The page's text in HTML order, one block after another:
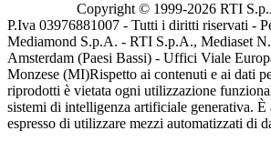
Copyright © 1999-2026 RTI
P.Iva 03976881007 - Tutti i diritti riservati -
Mediamond S.p.A. - RTI S.p.A., Mediaset
Amsterdam (Paesi Bassi) - Uffici Viale
Monzese (MI)Rispetto ai contenuti e ai dati
riprodotti è vietata ogni utilizzazione
sistemi di intelligenza artificiale generativa.
espresso di utilizzare mezzi automatizzati di